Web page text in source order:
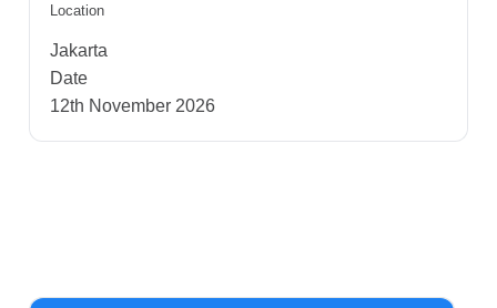
Location
Jakarta
Date
12th November 2026